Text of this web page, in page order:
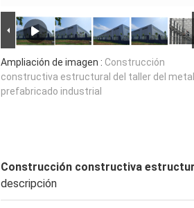
Ampliación de imagen : Construcción
constructiva estructural del taller del metal
prefabricado industrial
Construcción constructiva
descripción